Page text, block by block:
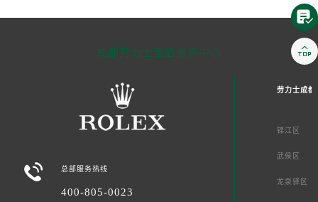
成都劳力士售后服务中心
 总部服务热线
400-805-0023
劳力士成都
锦江区
武侯区
龙泉驿区

